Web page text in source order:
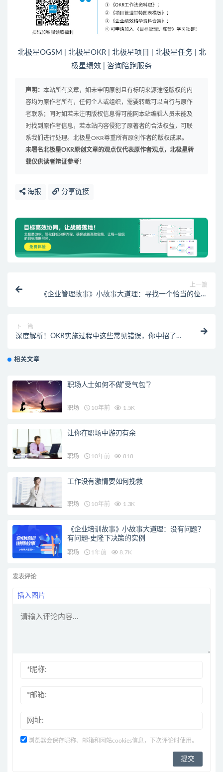
北极星OGSM 北极星OKR| 北极星项目 北极星任务| 北
极星绩效
咨询陪跑服务
声明： 本站所有文章，如未申明原创且有标明来源途径版权的内
容均为原作者所有，任何个人或组织，需要转载可以自行与原作
者联系；同时如若未注明版权信息得可能网本站编辑人员未能及
时找到原作者信息，若本站内容侵犯了原著者的合法权益，可联
系我们进行处理。北极星OKR尊重所有原创作者的版权成果。
未署名北极星OKR原创文章的观点仅代表原作者观点，北极星转
载仅供读者辩证参考！
海报 分享链接
上一篇
《企业管理故事》小故事大道理：寻找一个恰当的位置
下一篇
深度解析！OKR实施过程中这些常见错误，你中招了
相关文章
职场人士如何不做“受气包”？
职场 10年前 1.5K
让你在职场中游刃有余
职场 10年前 818
工作没有激情要如何挽救
职场 10年前 1.3K
《企业培训故事》小故事大道理：没有问题？
有问题-史隆下决策的实例
职场 1年前 8.7K
发表评论
插入图片
浏览器会保存昵称、邮箱和网站cookies信息，下次评论时使用。